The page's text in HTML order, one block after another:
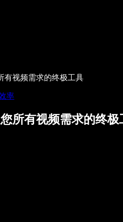
有视频需求的终极工具
率
所有视频需求的终极